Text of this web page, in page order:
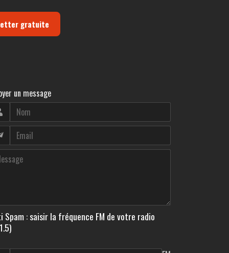
gratuite
un message
Spam : saisir la fréquence FM de votre radio